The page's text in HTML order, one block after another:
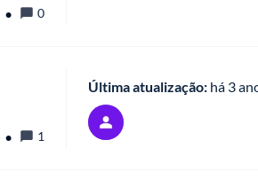
• 0
• 1
Última atualização: há 3